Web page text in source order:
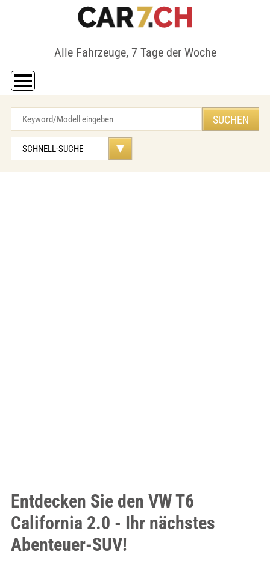
Alle Fahrzeuge, 7 Tage der Woche
Entdecken Sie den VW T6
California 2.0 - Ihr nächstes
Abenteuer-SUV!